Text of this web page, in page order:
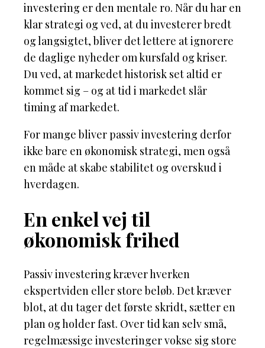
investering er den mentale ro. Når du har en
klar strategi og ved, at du investerer bredt
og langsigtet, bliver det lettere at ignorere
de daglige nyheder om kursfald og kriser.
Du ved, at markedet historisk set altid er
kommet sig – og at tid i markedet slår
timing af markedet.
For mange bliver passiv investering derfor
ikke bare en økonomisk strategi, men også
en måde at skabe stabilitet og overskud i
hverdagen.
En enkel vej til
økonomisk frihed
Passiv investering kræver hverken
ekspertviden eller store beløb. Det kræver
blot, at du tager det første skridt, sætter en
plan og holder fast. Over tid kan selv små,
regelmæssige investeringer vokse sig store